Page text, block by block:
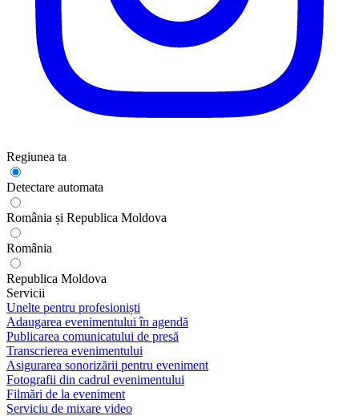
Regiunea ta
Detectare automata
România și Republica Moldova
România
Republica Moldova
Servicii
Unelte pentru profesioniști
Adaugarea evenimentului în agendă
Publicarea comunicatului de presă
Transcrierea evenimentului
Asigurarea sonorizării pentru eveniment
Fotografii din cadrul evenimentului
Filmări de la eveniment
Serviciu de mixare video